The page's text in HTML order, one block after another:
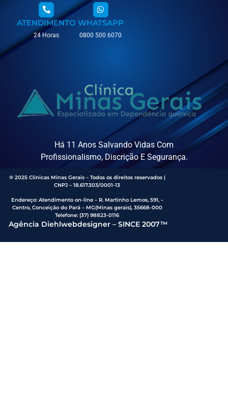
ATENDIMENTO
24 Horas
WHATSAPP
0800 500 6070
Há 11 Anos Salvando Vidas Com
Profissionalismo, Discrição E Segurança.
® 2025 Clínicas Minas Gerais – Todos os direitos reservados |
CNPJ – 18.617.303/0001-13
Endereço: Atendimento on-line – R. Martinho Lemos, 591, –
Centro, Conceição do Pará – MG(Minas gerais), 35668-000
Telefone:(37) 98823-0116
Agência Diehlwebdesigner – SINCE 2007™